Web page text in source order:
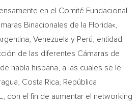
en el Comité Fundacional
Binacionales de la Florida«,
Venezuela y Perú, entidad
de las diferentes Cámaras de
habla hispana, a las cuales se le
Costa Rica , República
con el fin de aumentar el networking